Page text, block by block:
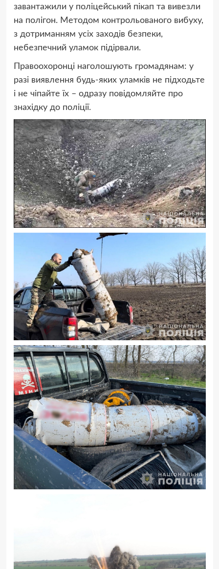
завантажили у поліцейський пікап та вивезли
на полігон. Методом контрольованого вибуху,
з дотриманням усіх заходів безпеки,
небезпечний уламок підірвали.
Правоохоронці наголошують громадянам: у
разі виявлення будь-яких уламків не підходьте
і не чіпайте їх – одразу повідомляйте про
знахідку до поліції.